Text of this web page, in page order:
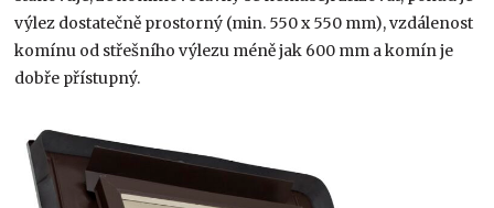
výlez dostatečně prostorný (min. 550 x 550 mm), vzdálenost
komínu od střešního výlezu méně jak 600 mm a komín je
dobře přístupný.